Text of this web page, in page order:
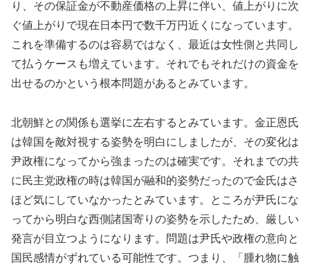
り、その保証金が不動産価格の上昇に伴い、値上がりに次
ぐ値上がりで現在日本円で数千万円近くになっています。
これを準備するのは容易ではなく、最近は女性側と共同し
て払うケースも増えています。それでもそれだけの資金を
出せるのかという根本問題があるとみています。
北朝鮮との関係も選挙に左右するとみています。金正恩氏
は韓国を敵対視する姿勢を明白にしましたが、その変化は
尹政権になってから強まったのは確実です。それまでの共
に民主党政権の時は韓国が融和的姿勢だったので金氏はさ
ほど気にしていなかったとみています。ところが尹氏にな
ってから明白な西側諸国寄りの姿勢を示したため、厳しい
発言が目立つようになります。問題は尹氏や政権の意向と
国民感情がずれている可能性です。つまり、「腫れ物に触